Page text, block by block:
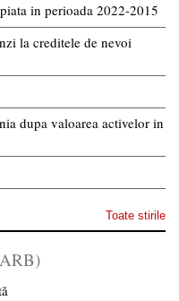
in perioada 2022-2015
la creditele de nevoi
dupa valoarea activelor in
Toate stirile